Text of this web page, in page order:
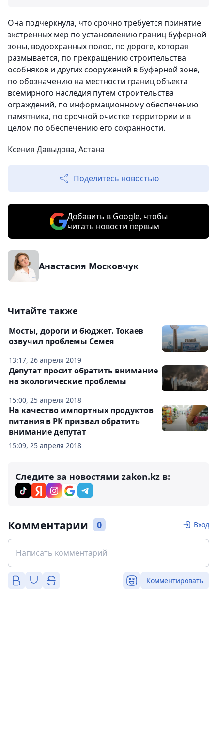
Она подчеркнула, что срочно требуется принятие
экстренных мер по установлению границ буферной
зоны, водоохранных полос, по дороге, которая
размывается, по прекращению строительства
особняков и других сооружений в буферной зоне,
по обозначению на местности границ объекта
всемирного наследия путем строительства
ограждений, по информационному обеспечению
памятника, по срочной очистке территории и в
целом по обеспечению его сохранности.
Ксения Давыдова, Астана
Поделитесь новостью
Добавить в Google, чтобы
читать новости первым
Анастасия Московчук
Читайте также
13:17, 26 апреля 2019
Мосты, дороги и бюджет. Токаев
озвучил проблемы Семея
15:00, 25 апреля 2018
Депутат просит обратить внимание
на экологические проблемы
15:09, 25 апреля 2018
На качество импортных продуктов
питания в РК призвал обратить
внимание депутат
Следите за новостями zakon.kz в:
Комментарии 0 Вход
Комментировать